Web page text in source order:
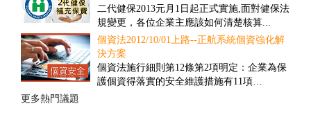
二代健保2013元月1日起正式實施,面對健保法
規變更，各位企業主應該如何清楚核算...
個資法2012/10/01上路--正航系統個資強化解
決方案
個資法施行細則第12條第2項明定：企業為保
護個資得落實的安全維護措施有11項…
更多熱門議題
舊有的正航盤點流程雖然可提高效率，但卻
忽略經營面的問題，盤點人員在其中可以偷
工，因此易造成成本上的損失...
商品計算面積之管理解決方案
因應企業於商品管理需要以面積計算，來對
其客戶報價並依此作為庫存的管理，所制定